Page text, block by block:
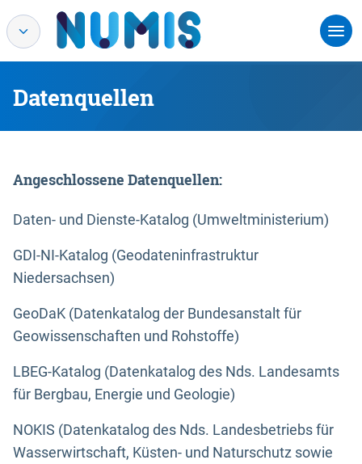
Datenquellen
Angeschlossene Datenquellen:
Daten- und Dienste-Katalog (Umweltministerium)
GDI-NI-Katalog (Geodateninfrastruktur
Niedersachsen)
GeoDaK (Datenkatalog der Bundesanstalt für
Geowissenschaften und Rohstoffe)
LBEG-Katalog (Datenkatalog des Nds. Landesamts
für Bergbau, Energie und Geologie)
NOKIS (Datenkatalog des Nds. Landesbetriebs für
Wasserwirtschaft, Küsten- und Naturschutz sowie